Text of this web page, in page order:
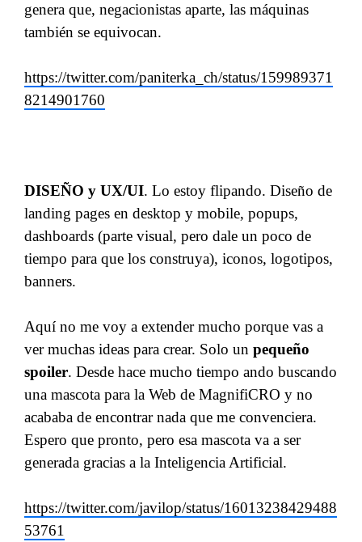
genera que, negacionistas aparte, las máquinas
también se equivocan.
https://twitter.com/paniterka_ch/status/159989371
8214901760
DISEÑO y UX/UI. Lo estoy flipando. Diseño de
landing pages en desktop y mobile, popups,
dashboards (parte visual, pero dale un poco de
tiempo para que los construya), iconos, logotipos,
banners.
Aquí no me voy a extender mucho porque vas a
ver muchas ideas para crear. Solo un pequeño
spoiler. Desde hace mucho tiempo ando buscando
una mascota para la Web de MagnifiCRO y no
acababa de encontrar nada que me convenciera.
Espero que pronto, pero esa mascota va a ser
generada gracias a la Inteligencia Artificial.
https://twitter.com/javilop/status/16013238429488
53761